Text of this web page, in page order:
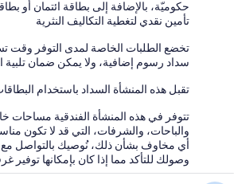
حكوميّة، بالإضافة إلى بطاقة ائتمان أو
تأمين نقدي لتغطية التكاليف النثرية
تخضع الطلبات الخاصة لمدى التوفر وقت
سداد رسوم إضافية، ولا يمكن ضمان تلبية
تقبل هذه المنشأة السداد باستخدام
تتوفر في هذه المنشأة الفندقية مساحات
والباحات، والشرفات، التي قد لا تكون
أي مخاوف بشأن ذلك، نُوصيك بالتواصل مع
وصولك للتأكد مما إذا كان بإمكانها توفير